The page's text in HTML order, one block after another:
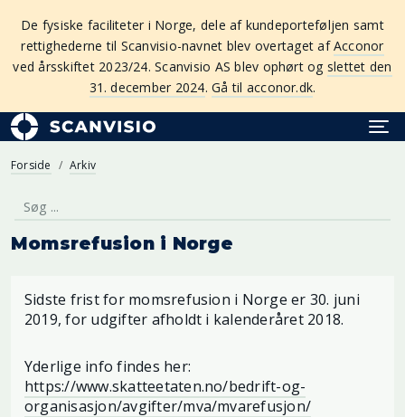
De fysiske faciliteter i Norge, dele af kundeporteføljen samt
rettighederne til Scanvisio-navnet blev overtaget afAcconor
ved årsskiftet 2023/24. Scanvisio AS blev ophørt og slettet den
31. december 2024.Gå til acconor.dk.
Forside Arkiv
Momsrefusion i Norge
Sidste frist for momsrefusion i Norge er 30. juni
2019, for udgifter afholdt i kalenderåret 2018.
Yderlige info findes her:
https://www.skatteetaten.no/bedrift-og-
organisasjon/avgifter/mva/mvarefusjon/